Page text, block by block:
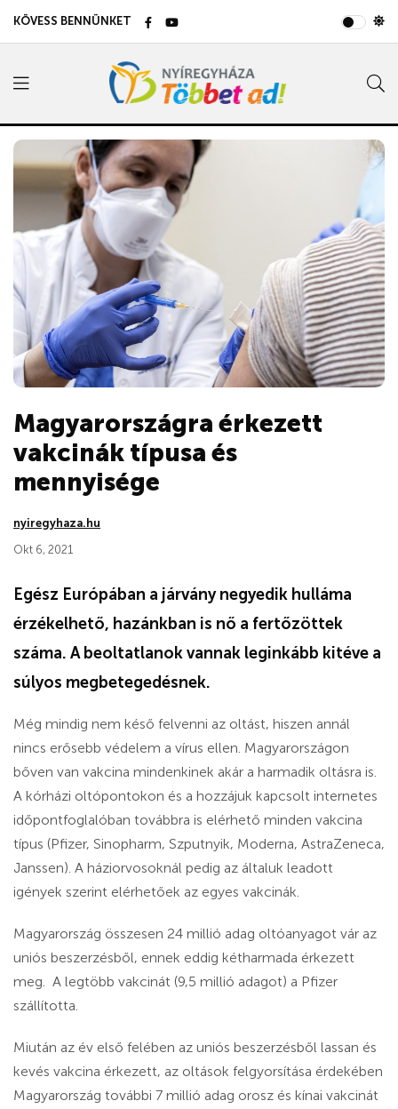
KÖVESS BENNÜNKET
Magyarországra érkezett
vakcinák típusa és
mennyisége
nyiregyhaza.hu
Okt 6, 2021
Egész Európában a járvány negyedik hulláma
érzékelhető, hazánkban is nő a fertőzöttek
száma. A beoltatlanok vannak leginkább kitéve a
súlyos megbetegedésnek.
Még mindig nem késő felvenni az oltást, hiszen annál
nincs erősebb védelem a vírus ellen. Magyarországon
bőven van vakcina mindenkinek akár a harmadik oltásra is.
A kórházi oltópontokon és a hozzájuk kapcsolt internetes
időpontfoglalóban továbbra is elérhető minden vakcina
típus (Pfizer, Sinopharm, Szputnyik, Moderna, AstraZeneca,
Janssen). A háziorvosoknál pedig az általuk leadott
igények szerint elérhetőek az egyes vakcinák.
Magyarország összesen 24 millió adag oltóanyagot vár az
uniós beszerzésből, ennek eddig kétharmada érkezett
meg. A legtöbb vakcinát (9,5 millió adagot) a Pfizer
szállította.
Miután az év első felében az uniós beszerzésből lassan és
kevés vakcina érkezett, az oltások felgyorsítása érdekében
Magyarország további 7 millió adag orosz és kínai vakcinát